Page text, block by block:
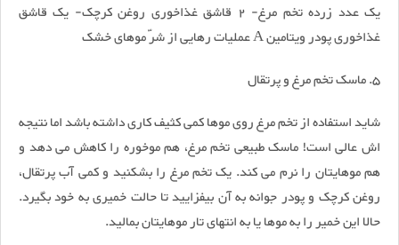
یک عدد زرده تخم مرغ- 2 قاشق غذاخوری روغن کرچک- یک قاشق
غذاخوری پودر ویتامین A عملیات رهایی از شرّ موهای خشک
5. ماسک تخم مرغ و پرتقال
شاید استفاده از تخم مرغ روی موها کمی کثیف کاری داشته باشد اما نتیجه
اش عالی است! ماسک طبیعی تخم مرغ، هم موخوره را کاهش می دهد و
هم موهایتان را نرم می کند. یک تخم مرغ را بشکنید و کمی آب پرتقال،
روغن کرچک و پودر جوانه به آن بیفزایید تا حالت خمیری به خود بگیرد.
حالا این خمیر را به موها یا به انتهای تار موهایتان بمالید.